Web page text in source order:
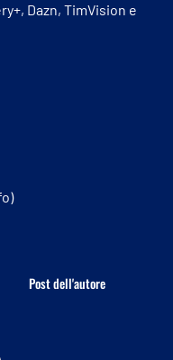
Dazn, TimVision e
Post dell'autore